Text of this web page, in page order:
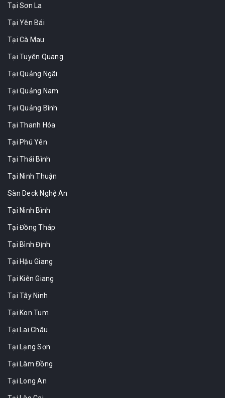
Tại Sơn La
Tại Yên Bái
Tại Cà Mau
Tại Tuyên Quang
Tại Quảng Ngãi
Tại Quảng Nam
Tại Quảng Bình
Tại Thanh Hóa
Tại Phú Yên
Tại Thái Bình
Tại Ninh Thuận
Sàn Deck Nghệ An
Tại Ninh Bình
Tại Đồng Tháp
Tại Bình Định
Tại Hậu Giang
Tại Kiên Giang
Tại Tây Ninh
Tại Kon Tum
Tại Lai Châu
Tại Lạng Sơn
Tại Lâm Đồng
Tại Long An